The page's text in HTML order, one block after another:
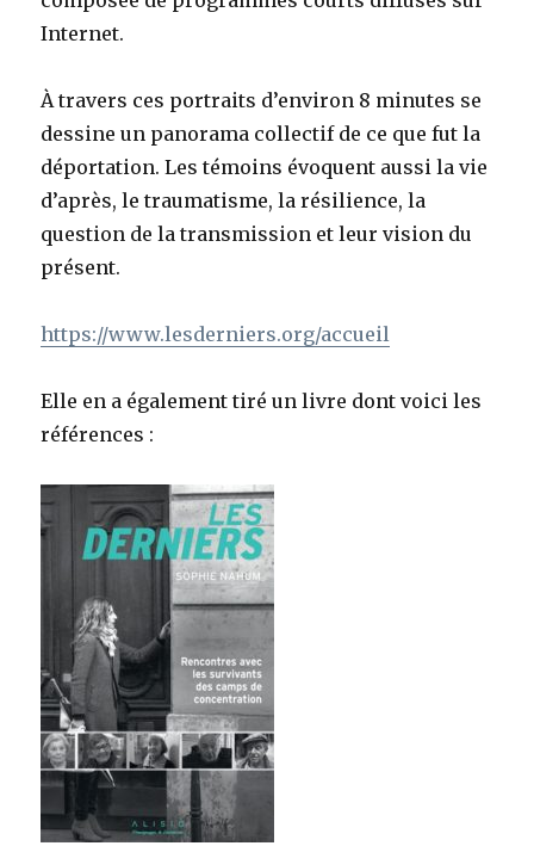
Internet.
À travers ces portraits d’environ 8 minutes se
dessine un panorama collectif de ce que fut la
déportation. Les témoins évoquent aussi la vie
d’après, le traumatisme, la résilience, la
question de la transmission et leur vision du
présent.
https://www.lesderniers.org/accueil
Elle en a également tiré un livre dont voici les
références :